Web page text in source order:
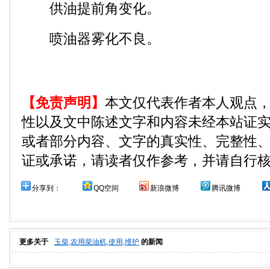
供油提前角变化。
喷油器雾化不良。
【免责声明】 本文仅代表作者本人观点
性以及文中陈述文字和内容未经本站证
或者部分内容、文字的真实性、完整性
证或承诺，请读者仅作参考，并请自行
分享到： QQ空间 新浪微博 腾讯微博
更多关于 玉柴,农用柴油机,使用,维护 的新闻